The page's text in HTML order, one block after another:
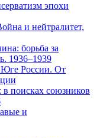
эпохи
и нейтралитет,
борьба за
1936–1939
России. От
в поисках союзников
и